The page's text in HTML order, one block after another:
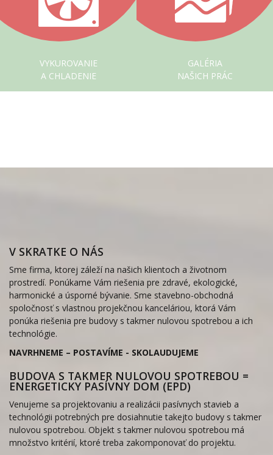
VYKUROVANIE
A CHLADENIE
GALÉRIA
NAŠICH PRÁC
V SKRATKE O NÁS
Sme firma, ktorej záleží na našich klientoch a životnom
prostredí. Ponúkame Vám riešenia pre zdravé, ekologické,
harmonické a úsporné bývanie. Sme stavebno-obchodná
spoločnosť s vlastnou projekčnou kanceláriou, ktorá Vám
ponúka riešenia pre budovy s takmer nulovou spotrebou a ich
technológie.
NAVRHNEME – POSTAVÍME - SKOLAUDUJEME
BUDOVA S TAKMER NULOVOU SPOTREBOU =
ENERGETICKY PASÍVNY DOM (EPD)
Venujeme sa projektovaniu a realizácii pasívnych stavieb a
technológii potrebných pre dosiahnutie takejto budovy s takmer
nulovou spotrebou. Objekt s takmer nulovou spotrebou má
množstvo kritérií, ktoré treba zakomponovať do projektu.